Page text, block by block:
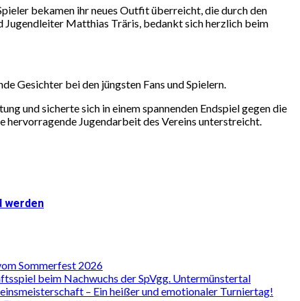
bekamen ihr neues Outfit überreicht, die durch den
Matthias Träris, bedankt sich herzlich beim
Gesichter bei den jüngsten Fans und Spielern.
und sicherte sich in einem spannenden Endspiel gegen die
Jugendarbeit des Vereins unterstreicht.
werden
Sommerfest 2026
beim Nachwuchs der SpVgg. Untermünstertal
– Ein heißer und emotionaler Turniertag!